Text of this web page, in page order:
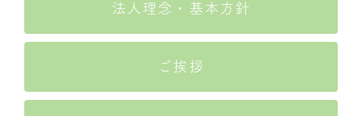
法人理念・基本方針
ご挨拶